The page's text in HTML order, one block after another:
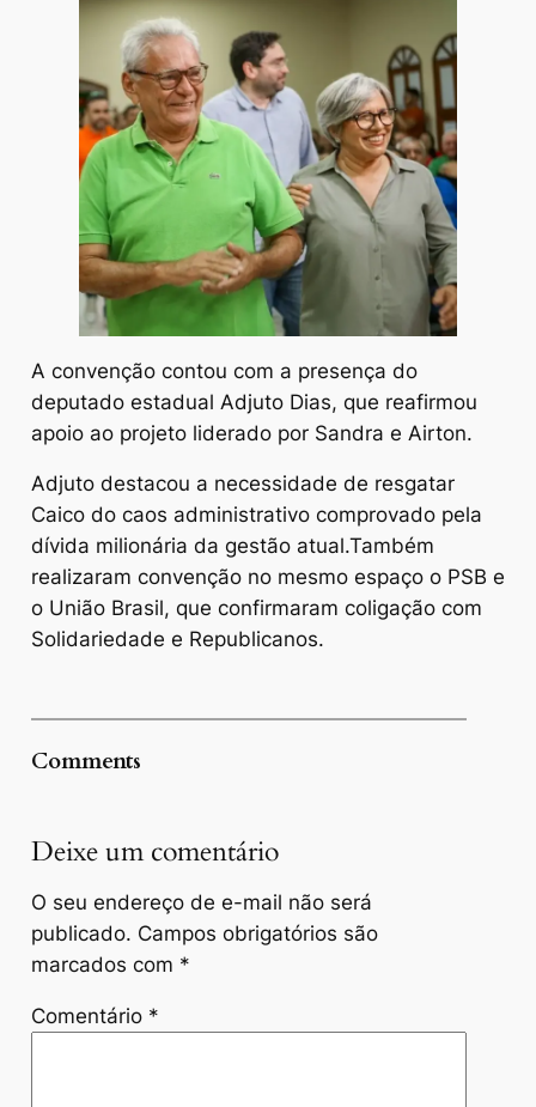
A convenção contou com a presença do
deputado estadual Adjuto Dias, que reafirmou
apoio ao projeto liderado por Sandra e Airton.
Adjuto destacou a necessidade de resgatar
Caico do caos administrativo comprovado pela
dívida milionária da gestão atual.Também
realizaram convenção no mesmo espaço o PSB e
o União Brasil, que confirmaram coligação com
Solidariedade e Republicanos.
Comments
Deixe um comentário
O seu endereço de e-mail não será
publicado. Campos obrigatórios são
marcados com *
Comentário *